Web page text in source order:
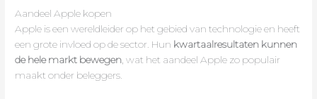
Aandeel Apple kopen
Apple is een wereldleider op het gebied van technologie en heeft
een grote invloed op de sector. Hun kwartaalresultaten kunnen
de hele markt bewegen , wat het aandeel Apple zo populair
maakt onder beleggers.